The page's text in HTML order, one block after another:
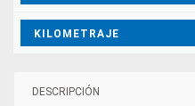
KILOMETRAJE
DESCRIPCIÓN